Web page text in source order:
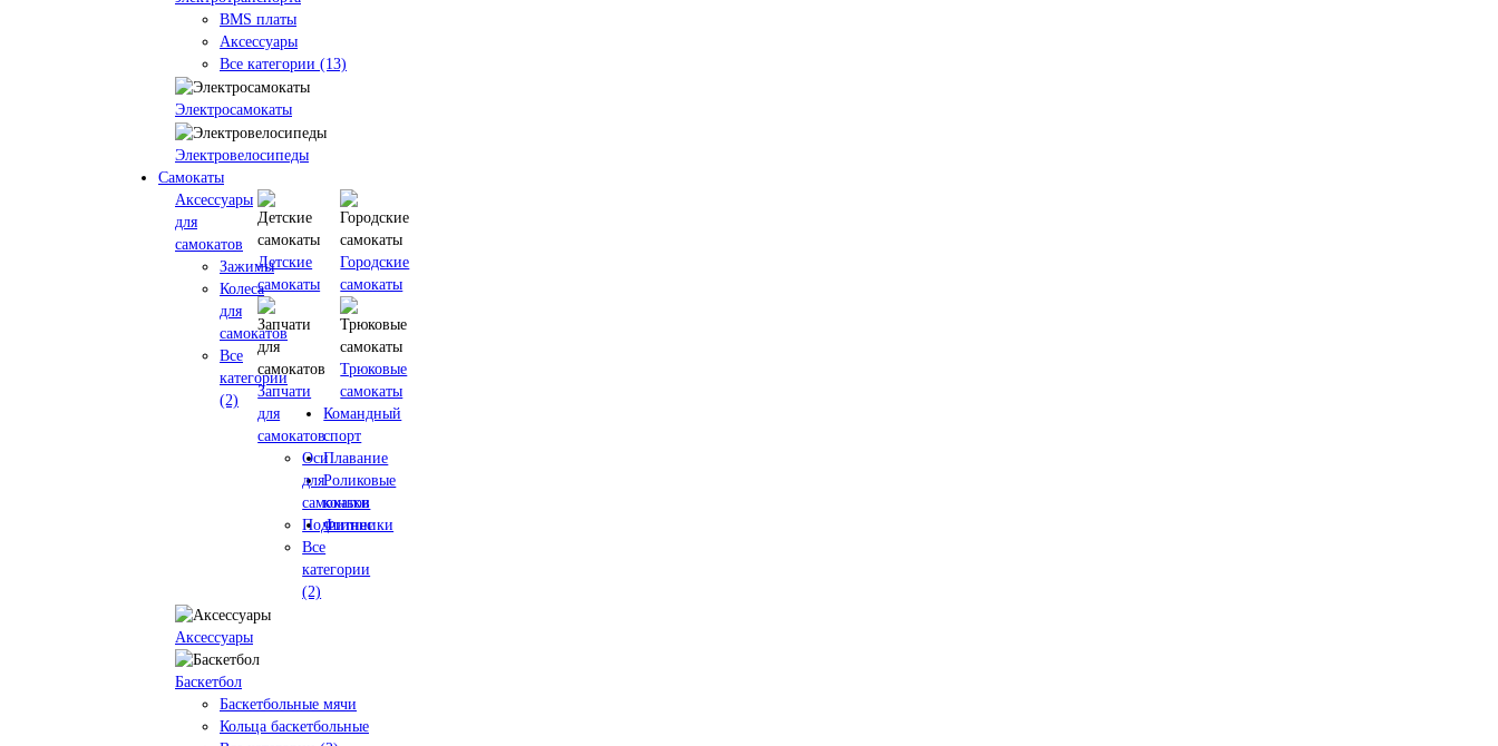
BMS платы
Аксессуары
Все категории (13)
Электросамокаты
Электровелосипеды
Самокаты
Аксессуары
для
самокатов
Зажимы
Колеса
для
самокатов
Все
категории
(2)
Детские
самокаты
Городские
самокаты
Запчати
для
самокатов
Оси
для
самокатов
Подшипники
Все
категории
(2)
Трюковые
самокаты
Командный
спорт
Аксессуары
Баскетбол
Баскетбольные мячи
Кольца баскетбольные
Плавание
Роликовые
коньки
Фитнес